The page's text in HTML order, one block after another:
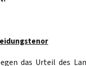
das Urteil des